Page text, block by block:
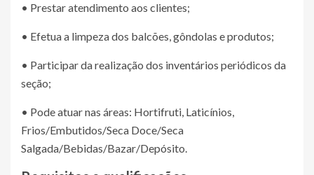
• Prestar atendimento aos clientes;
• Efetua a limpeza dos balcões, gôndolas e produtos;
• Participar da realização dos inventários periódicos da
seção;
• Pode atuar nas áreas: Hortifruti, Laticínios,
Frios/Embutidos/Seca Doce/Seca
Salgada/Bebidas/Bazar/Depósito.